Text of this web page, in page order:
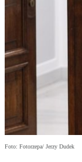
Foto: Fotorzepa/ Jerzy Dudek